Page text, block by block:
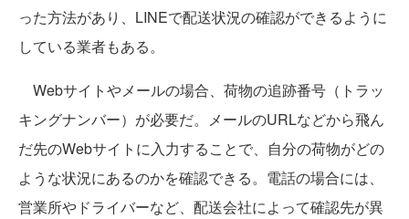
った方法があり、LINEで配送状況の確認ができるように
している業者もある。
Webサイトやメールの場合、荷物の追跡番号（トラッ
キングナンバー）が必要だ。メールのURLなどから飛ん
だ先のWebサイトに入力することで、自分の荷物がどの
ような状況にあるのかを確認できる。電話の場合には、
営業所やドライバーなど、配送会社によって確認先が異